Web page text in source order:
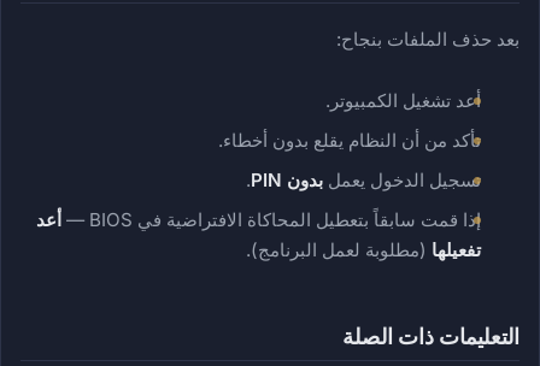
بعد حذف الملفات بنجاح:
أعد تشغيل الكمبيوتر.
تأكد من أن النظام يقلع بدون أخطاء.
تسجيل الدخول يعمل بدون PIN
.
إذا قمت سابقاً بتعطيل المحاكاة الافتراضية في BIOS —
أعد
تفعيلها (مطلوبة لعمل البرنامج).
التعليمات ذات الصلة